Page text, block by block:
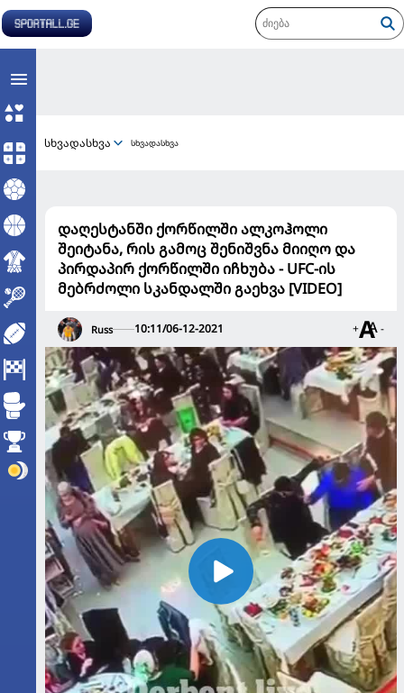
სხვადასხვა სხვადასხვა
დაღესტანში ქორწილში ალკოჰოლი
შეიტანა, რის გამოც შენიშვნა მიიღო და
პირდაპირ ქორწილში იჩხუბა - UFC-ის
მებრძოლი სკანდალში გაეხვა [VIDEO]
Russ 10:11/06-12-2021 + -